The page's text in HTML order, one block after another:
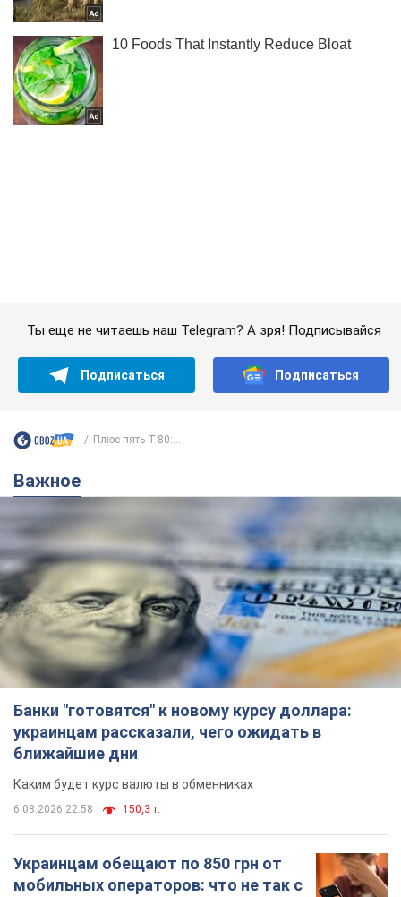
Банки "готовятся" к новому курсу доллара:
украинцам рассказали, чего ожидать в
ближайшие дни
Каким будет курс валюты в обменниках
6.08.2026 22:58 150,3 т.
Украинцам обещают по 850 грн от
мобильных операторов: что не так с
этими сообщениями
Как не попасть в ловушку мошенников
6.08.2026 21:02 15,1 т.
Самый дорогой футболист
"Динамо" забил "Карабаху" уже на
10-й минуте матча. Видео